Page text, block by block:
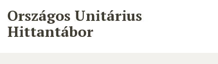
Országos Unitárius
Hittantábor